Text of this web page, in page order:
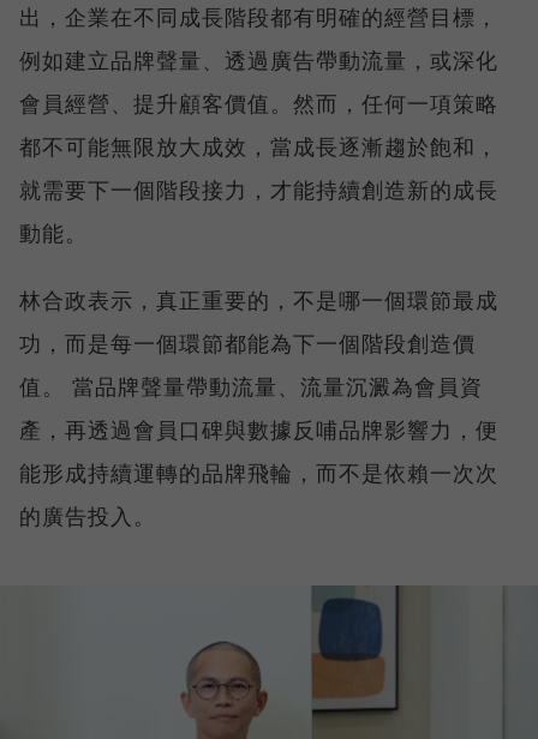
出，企業在不同成長階段都有明確的經營目標，
例如建立品牌聲量、透過廣告帶動流量，或深化
會員經營、提升顧客價值。然而，任何一項策略
都不可能無限放大成效，當成長逐漸趨於飽和，
就需要下一個階段接力，才能持續創造新的成長
動能。
林合政表示，真正重要的，不是哪一個環節最成
功，而是每一個環節都能為下一個階段創造價
值。 當品牌聲量帶動流量、流量沉澱為會員資
產，再透過會員口碑與數據反哺品牌影響力，便
能形成持續運轉的品牌飛輪，而不是依賴一次次
的廣告投入。